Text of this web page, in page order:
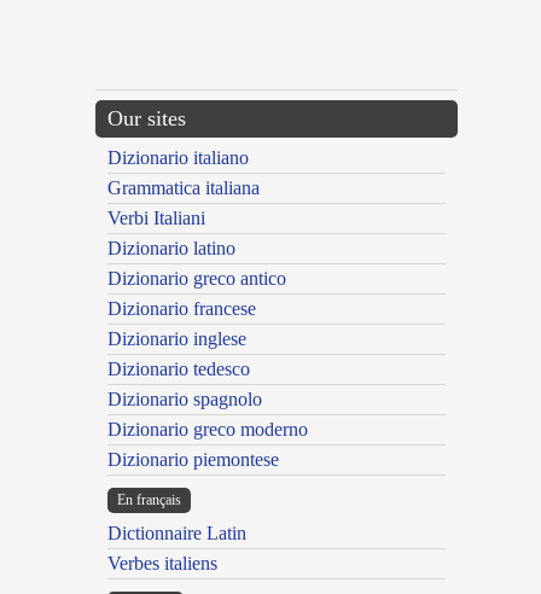
Our sites
Dizionario italiano
Grammatica italiana
Verbi Italiani
Dizionario latino
Dizionario greco antico
Dizionario francese
Dizionario inglese
Dizionario tedesco
Dizionario spagnolo
Dizionario greco moderno
Dizionario piemontese
En français
Dictionnaire Latin
Verbes italiens